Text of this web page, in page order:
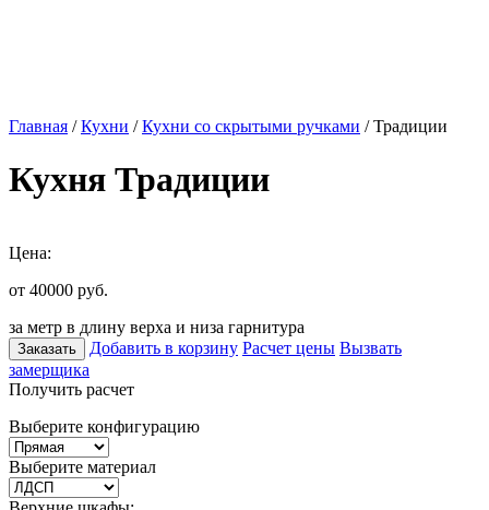
Главная /Кухни /Кухни со скрытыми ручками / Традиции
Кухня Традиции
Цена:
от 40000 руб.
за метр в длину верха и низа гарнитура
Заказать Добавить в корзину Расчет цены Вызвать
замерщика
Получить расчет
Выберите конфигурацию
Выберите материал